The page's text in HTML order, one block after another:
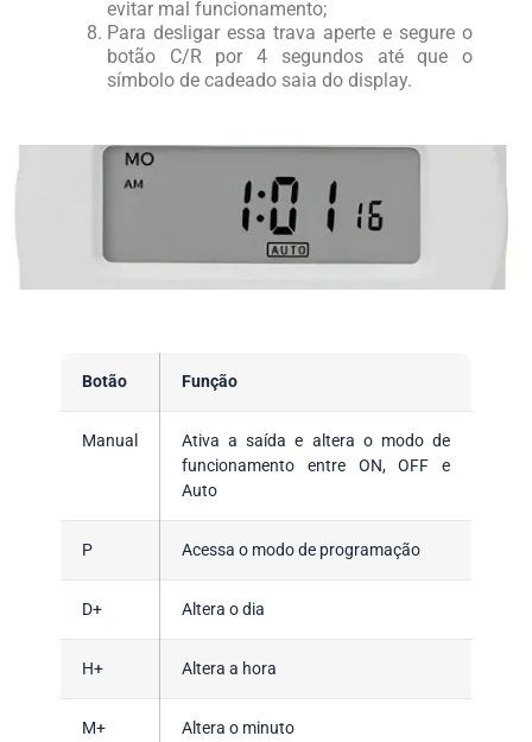
evitar mal funcionamento;
Para desligar essa trava aperte e segure o
botão C/R por 4 segundos até que o
símbolo de cadeado saia do display.
Botão Função
Manual
Ativa a saída e altera o modo de
funcionamento entre ON, OFF e
Auto
P Acessa o modo de programação
D+ Altera o dia
H+ Altera a hora
M+ Altera o minuto